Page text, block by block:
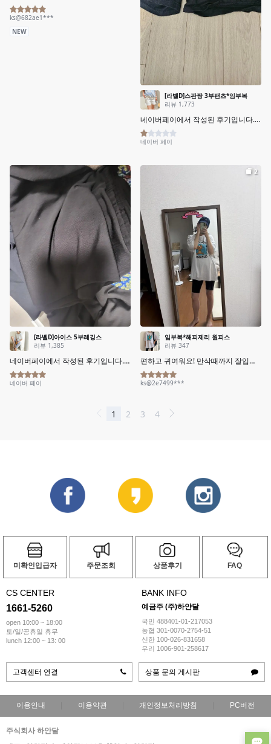
미확인입급자 주문조회 상품후기 FAQ
CS CENTER
1661-5260
open 10:00 ~ 18:00
토/일/공휴일 휴무
lunch 12:00 ~ 13: 00
BANK INFO
예금주 (주)하얀달
국민 488401-01-217053
농협 301-0070-2754-51
신한 100-026-831658
우리 1006-901-258617
고객센터 연결 상품 문의 게시판
이용안내 이용약관 개인정보처리방침 PC버전
주식회사 하얀달